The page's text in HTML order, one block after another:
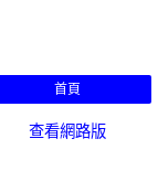
首頁
查看網路版